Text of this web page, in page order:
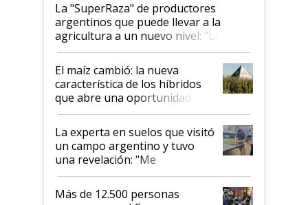
La "SuperRaza" de productores
argentinos que puede llevar a la
agricultura a un nuevo nivel: "Las
posibilidades de crecimiento son
infinitas"
El maíz cambió: la nueva
característica de los híbridos
que abre una oportunidad en
el lote
La experta en suelos que visitó
un campo argentino y tuvo
una revelación: "Me
impresionó mucho"
Más de 12.500 personas